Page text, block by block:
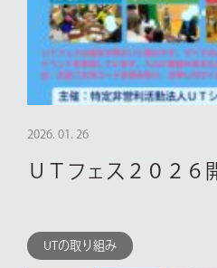
2026. 01. 26
ＵＴフェス２０２６
UTの取り組み